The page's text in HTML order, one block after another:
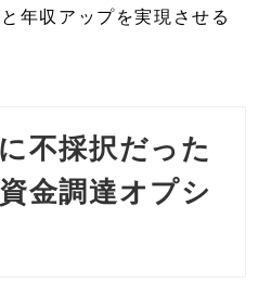
年収アップを実現させる
不採択だった
金調達オプシ